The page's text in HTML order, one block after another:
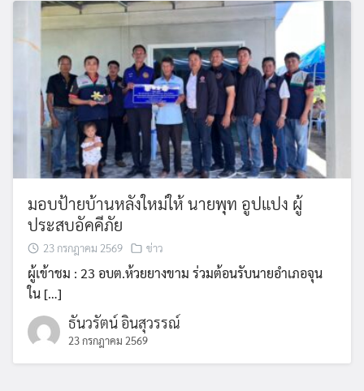
มอบป้ายบ้านหลังใหม่ให้ นายพุท อูปแปง ผู้
ประสบอัคคีภัย
23 กรกฎาคม 2569 ข่าว
ผู้เข้าชม : 23 อบต.ห้วยยางขาม ร่วมต้อนรับนายอำเภอจุน
ใน […]
ธันวรัตน์ อินสุวรรณ์
23 กรกฎาคม 2569